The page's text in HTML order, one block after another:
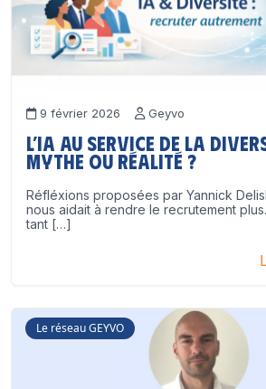
9 février 2026 Geyvo
L’IA au service de la
mythe ou réalité ?
Réfléxions proposées par Yannick
nous aidait à rendre le recrutement
tant […]
Le réseau GEYVO